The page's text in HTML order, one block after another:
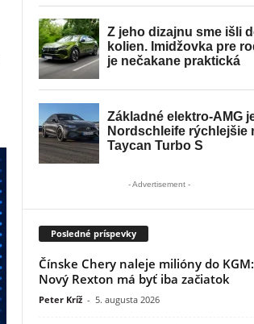
- Advertisement -
Posledné príspevky
Čínske Chery naleje milióny do KGM:
Nový Rexton má byť iba začiatok
Peter Kríž - 5. augusta 2026